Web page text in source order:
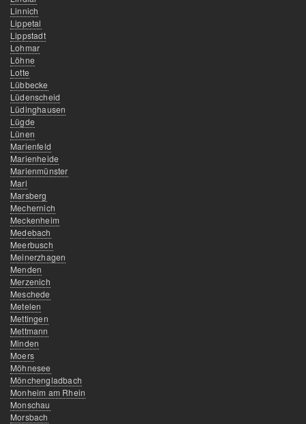
Linnich
Lippetal
Lippstadt
Lohmar
Löhne
Lotte
Lübbecke
Lüdenscheid
Lüdinghausen
Lügde
Lünen
Marienfeld
Marienheide
Marienmünster
Marl
Marsberg
Mechernich
Meckenheim
Medebach
Meerbusch
Meinerzhagen
Menden
Merzenich
Meschede
Metelen
Mettingen
Mettmann
Minden
Moers
Möhnesee
Mönchengladbach
Monheim am Rhein
Monschau
Morsbach